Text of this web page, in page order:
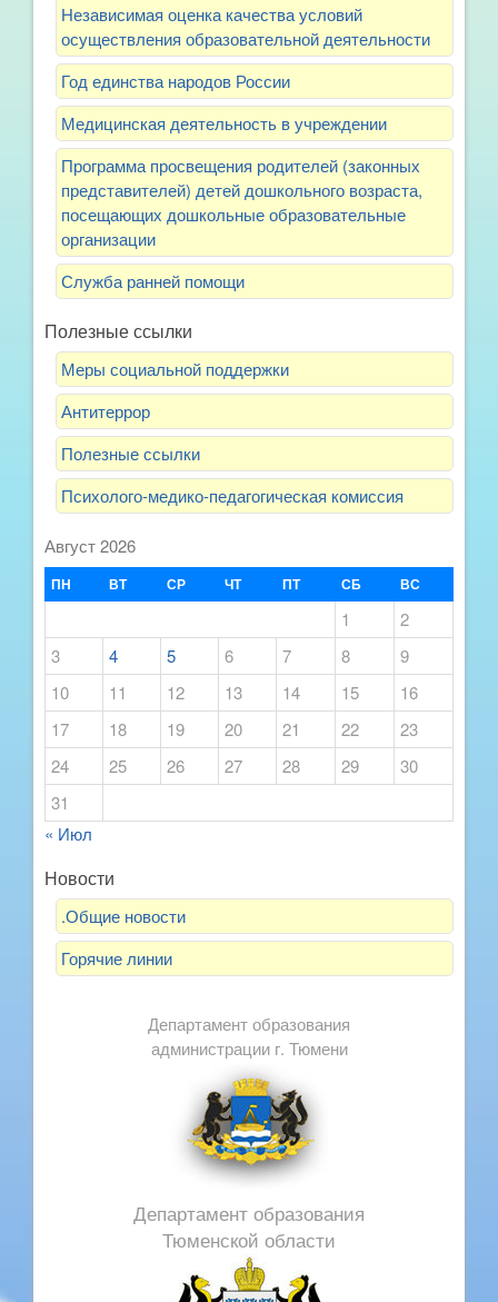
Независимая оценка качества условий
осуществления образовательной деятельности
Год единства народов России
Медицинская деятельность в учреждении
Программа просвещения родителей (законных
представителей) детей дошкольного возраста,
посещающих дошкольные образовательные
организации
Служба ранней помощи
Полезные ссылки
Меры социальной поддержки
Антитеррор
Полезные ссылки
Психолого-медико-педагогическая комиссия
Август 2026
ПН ВТ СР ЧТ ПТ СБ ВС
1
2
3
4 5 6 7 8
9
10
11 12 13 14 15
16
17
18 19 20 21 22
23
24
25 26 27 28 29
30
31
« Июл
Новости
.Общие новости
Горячие линии
Департамент образования
администрации г. Тюмени
Департамент образования
Тюменской области